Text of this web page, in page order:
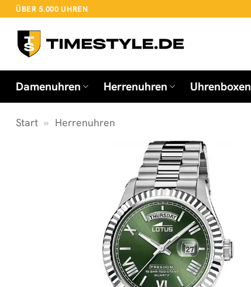
Zum
springen
ÜBER 5.000 UHREN
Damenuhren Herrenuhren Uhrenboxen
Start » Herrenuhren